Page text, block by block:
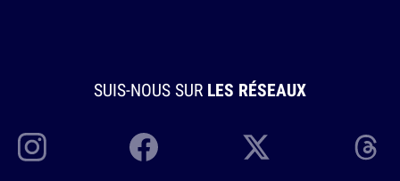
SUIS-NOUS SUR LES RÉSEAUX